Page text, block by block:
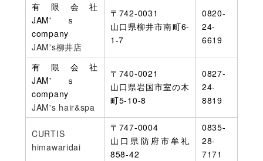
有限会社
JAM'ｓ
company
JAM's柳井店
〒742-0031
山口県柳井市南町6-
1-7
0820-
24-
6619
有限会社
JAM'ｓ
company
JAM's hair&spa
〒740-0021
山口県岩国市室の木
町5-10-8
0827-
24-
8819
CURTIS
himawaridai
〒747-0004
山口県防府市牟礼
858-42
0835-
28-
7171